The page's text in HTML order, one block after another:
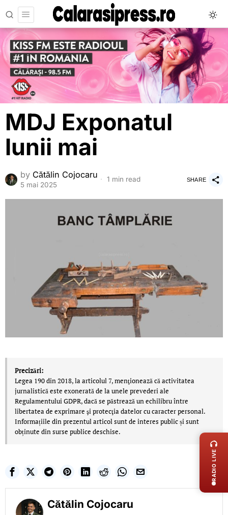
MDJ Exponatul
lunii mai
by Cătălin Cojocaru
5 mai 2025
1 min read SHARE
Precizări:
Legea 190 din 2018, la articolul 7, menţionează că activitatea
jurnalistică este exonerată de la unele prevederi ale
Regulamentului GDPR, dacă se păstrează un echilibru între
libertatea de exprimare şi protecţia datelor cu caracter personal.
Informațiile din prezentul articol sunt de interes public și sunt
obținute din surse publice deschise.
Cătălin Cojocaru
RADIO LIVE